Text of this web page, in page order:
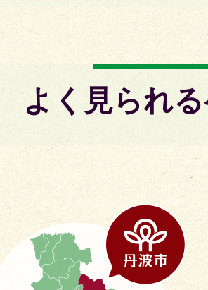
よく見られ